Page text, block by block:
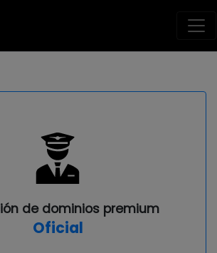
de dominios premium
Oficial